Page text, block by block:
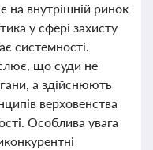
на внутрішній ринок
у сфері захисту
системності.
що суди не
а здійснюють
верховенства
Особлива увага